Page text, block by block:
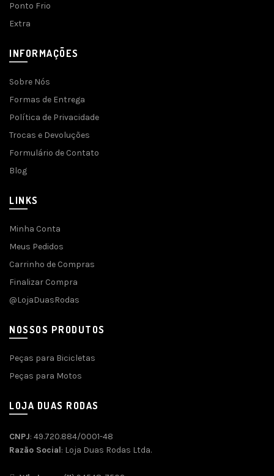
Ponto Frio
Extra
INFORMAÇÕES
Sobre Nós
Formas de Entrega
Política de Privacidade
Trocas e Devoluções
Formulário de Contato
Blog
LINKS
Minha Conta
Meus Pedidos
Carrinho de Compras
Finalizar Compra
@LojaDuasRodas
NOSSOS PRODUTOS
Peças para Bicicletas
Peças para Motos
LOJA DUAS RODAS
CNPJ: 49.720.884/0001-48
Razão Social: Loja Duas Rodas Ltda.